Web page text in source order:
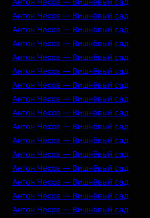
Антон Чехов — Вишнёвый сад
Антон Чехов — Вишнёвый сад
Антон Чехов — Вишнёвый сад
Антон Чехов — Вишнёвый сад
Антон Чехов — Вишнёвый сад
Антон Чехов — Вишнёвый сад
Антон Чехов — Вишнёвый сад
Антон Чехов — Вишнёвый сад
Антон Чехов — Вишнёвый сад
Антон Чехов — Вишнёвый сад
Антон Чехов — Вишнёвый сад
Антон Чехов — Вишнёвый сад
Антон Чехов — Вишнёвый сад
Антон Чехов — Вишнёвый сад
Антон Чехов — Вишнёвый сад
Антон Чехов — Вишнёвый сад